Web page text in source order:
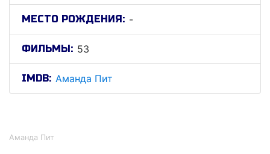
МЕСТО РОЖДЕНИЯ: -
ФИЛЬМЫ: 53
IMDB: Аманда Пит
Аманда Пит